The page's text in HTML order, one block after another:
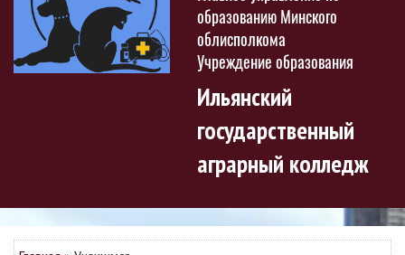
образованию Минского
облисполкома
Учреждение образования
Ильянский
государственный
аграрный колледж